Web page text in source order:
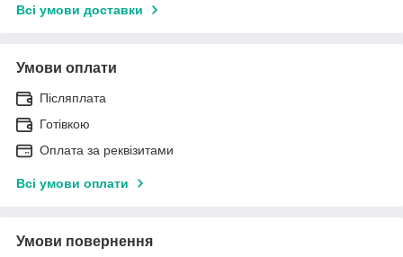
Всі умови доставки
Умови оплати
Післяплата
Готівкою
Оплата за реквізитами
Всі умови оплати
Умови повернення